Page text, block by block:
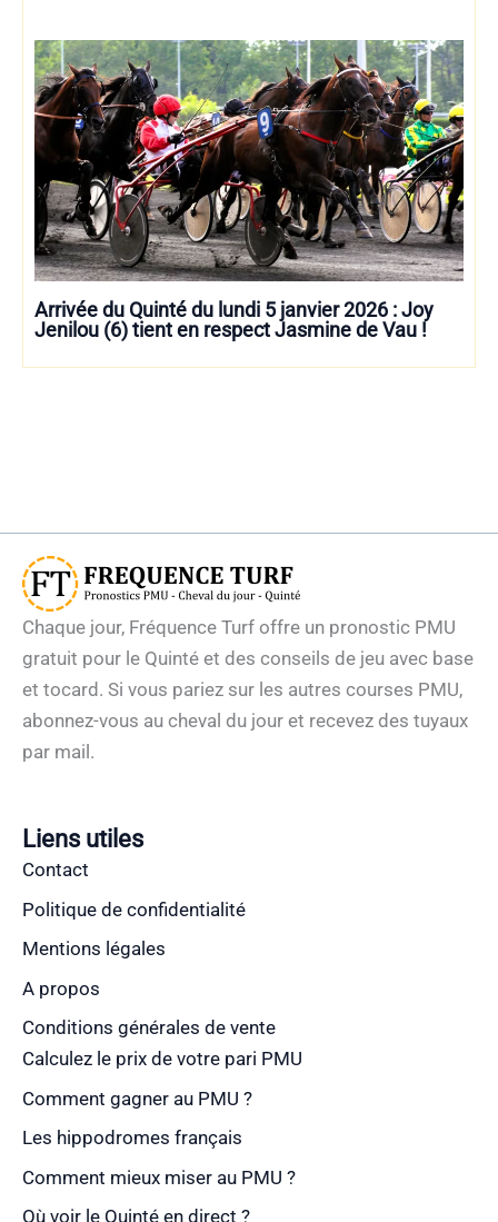
Arrivée du Quinté du lundi 5 janvier 2026 : Joy
Jenilou (6) tient en respect Jasmine de Vau !
Chaque jour, Fréquence Turf offre un pronostic PMU
gratuit pour le Quinté et des conseils de jeu avec base
et tocard. Si vous pariez sur les autres courses PMU,
abonnez-vous au cheval du jour et recevez des tuyaux
par mail.
Liens utiles
Contact
Politique de confidentialité
Mentions légales
A propos
Conditions générales de vente
Calculez le prix de votre pari PMU
Comment gagner au PMU ?
Les hippodromes français
Comment mieux miser au PMU ?
Où voir le Quinté en direct ?